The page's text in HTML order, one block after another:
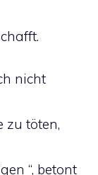
nicht
zu töten,
“, betont